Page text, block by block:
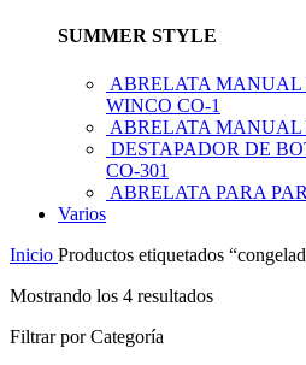
SUMMER STYLE
ABRELATA MANUAL
WINCO CO-1
ABRELATA MANUAL
DESTAPADOR DE
CO-301
ABRELATA PARA
Varios
Inicio Productos etiquetados
Mostrando los 4 resultados
Filtrar por Categoría